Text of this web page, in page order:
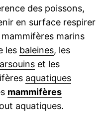
des poissons,
en surface respirer
mammifères marins
les baleines, les
et les
aquatiques
mammifères
aquatiques.